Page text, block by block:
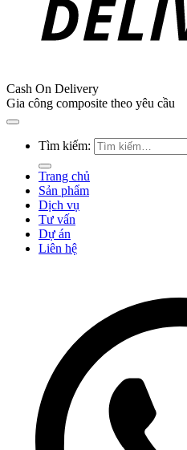
Cash On Delivery
Gia công composite theo yêu cầu
Tìm kiếm:
Trang chủ
Sản phẩm
Dịch vụ
Tư vấn
Dự án
Liên hệ